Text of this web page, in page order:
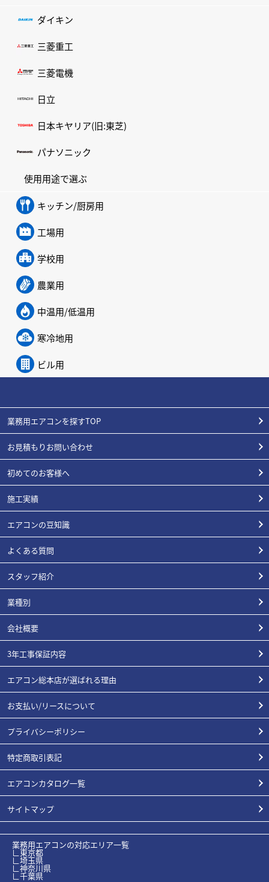
ダイキン
三菱重工
三菱電機
日立
日本キヤリア(旧:東芝)
パナソニック
使用用途で選ぶ
キッチン/厨房用
工場用
学校用
農業用
中温用/低温用
寒冷地用
ビル用
業務用エアコンを探すTOP
お見積もりお問い合わせ
初めてのお客様へ
施工実績
エアコンの豆知識
よくある質問
スタッフ紹介
業種別
会社概要
3年工事保証内容
エアコン総本店が選ばれる理由
お支払い/リースについて
プライバシーポリシー
特定商取引表記
エアコンカタログ一覧
サイトマップ
業務用エアコンの対応エリア一覧
∟東京都
∟埼玉県
∟神奈川県
∟千葉県